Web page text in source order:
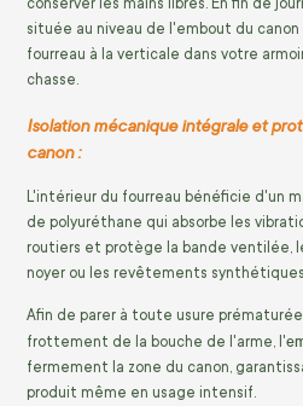
située au niveau de l'embout du
fourreau à la verticale dans votre
chasse.
Isolation mécanique intégrale et
canon :
L'intérieur du fourreau bénéficie d'un
de polyuréthane qui absorbe les
routiers et protège la bande ventilée,
noyer ou les revêtements
Afin de parer à toute usure
frottement de la bouche de l'arme, l'
fermement la zone du canon,
produit même en usage intensif.